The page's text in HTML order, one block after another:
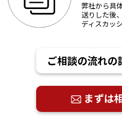
弊社から具
送りした後
ディスカッ
ご相談の流れの
まずは